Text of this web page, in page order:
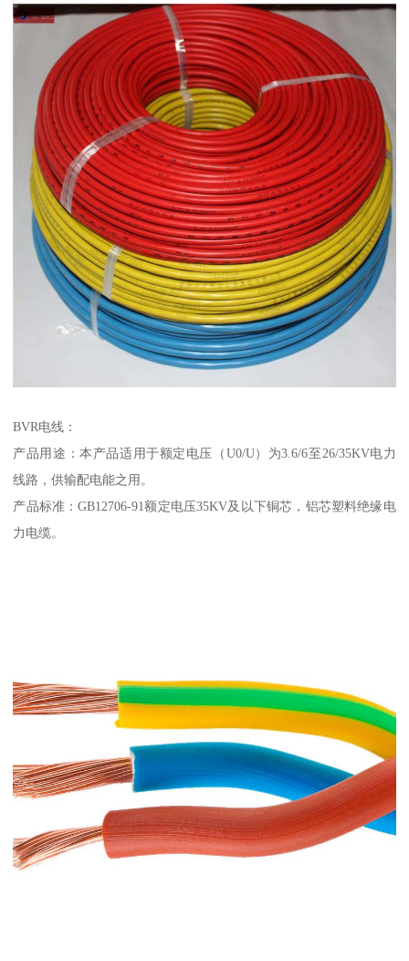
BVR电线：
产品用途：本产品适用于额定电压（U0/U）为3.6/6至26/35KV电力
线路，供输配电能之用。
产品标准：GB12706-91额定电压35KV及以下铜芯，铝芯塑料绝缘电
力电缆。